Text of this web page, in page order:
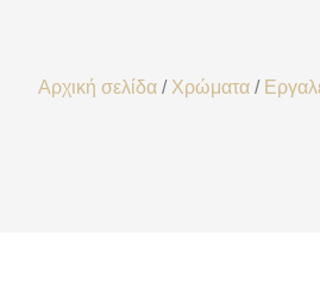
Αρχική σελίδα / Χρώματα /